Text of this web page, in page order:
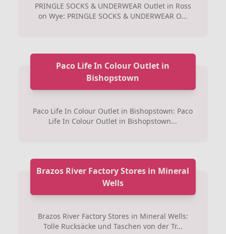
PRINGLE SOCKS & UNDERWEAR Outlet in Ross
on Wye: PRINGLE SOCKS & UNDERWEAR O...
Paco Life In Colour Outlet in
Bishopstown
Paco Life In Colour Outlet in Bishopstown: Paco
Life In Colour Outlet in Bishopstown...
Brazos River Factory Stores in Mineral
Wells
Brazos River Factory Stores in Mineral Wells:
Tolle Rucksäcke und Taschen von der Tr...